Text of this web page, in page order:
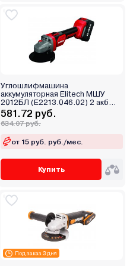
Углошлифмашина
аккумуляторная Elitech МШУ
2012БЛ (E2213.046.02) 2 акб
4,0Ah
581.72 руб.
634.07 руб.
от 15 руб. руб./мес.
Купить
Под заказ 3 дня